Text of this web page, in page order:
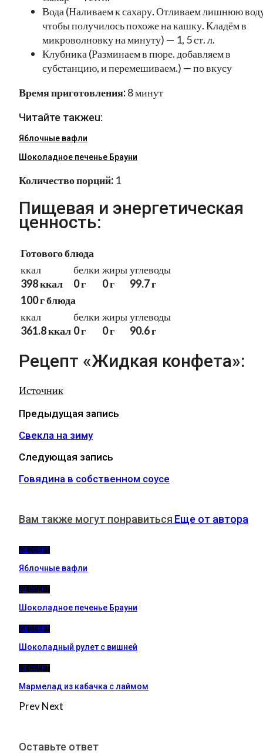
Вода (Наливаем к сахару. Отливаем лишнюю
чтобы получилось похоже на кашку. Кладём в
микроволновку на минуту) — 1, 5 ст. л.
Клубника (Разминаем в пюре. добавляем в
субстанцию, и перемешиваем.) — по вкусу
Время приготовления:8 минут
Читайте такжеu:
Яблочные вафли
Шоколадное печенье Брауни
Количество порций: 1
Пищевая и энергетическая
ценность:
Готового блюда
ккал
398 ккал
белки
0 г
жиры
0 г
углеводы
99.7 г
100 г блюда
ккал
361.8 ккал
белки
0 г
жиры
0 г
углеводы
90.6 г
Рецепт «Жидкая конфета»:
Источник
Предыдущая запись
Свекла на зиму
Следующая запись
Говядина в собственном соусе
Вам также могут понравиться Еще от автора
ДЕССЕРТ
Яблочные вафли
ДЕССЕРТ
Шоколадное печенье Брауни
ДЕССЕРТ
Шоколадный рулет с вишней
ДЕССЕРТ
Мармелад из кабачка с лаймом
PrevNext
Оставьте ответ